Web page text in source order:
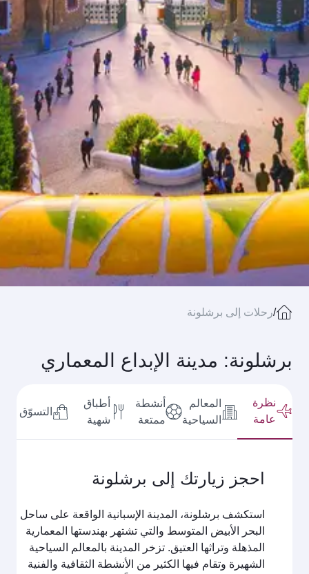
/رحلات إلى برشلونة
برشلونة: مدينة الإبداع المعماري
نظرة
عامة
المعالم
السياحية
أنشطة
ممتعة
أطباق
شهية
التسوّق
احجز زيارتك إلى برشلونة
استكشف برشلونة، المدينة الإسبانية الواقعة على ساحل
البحر الأبيض المتوسط والتي تشتهر بهندستها المعمارية
المذهلة وتراثها العتيق. تزخر المدينة بالمعالم السياحية
الشهيرة وتقام فيها الكثير من الأنشطة الثقافية والفنية